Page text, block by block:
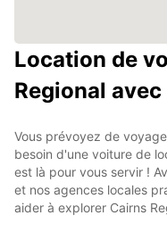
Location de
Regional
Vous prévoyez de
besoin d'une voiture de
est là pour vous servir !
et nos agences locales
aider à explorer Cairns